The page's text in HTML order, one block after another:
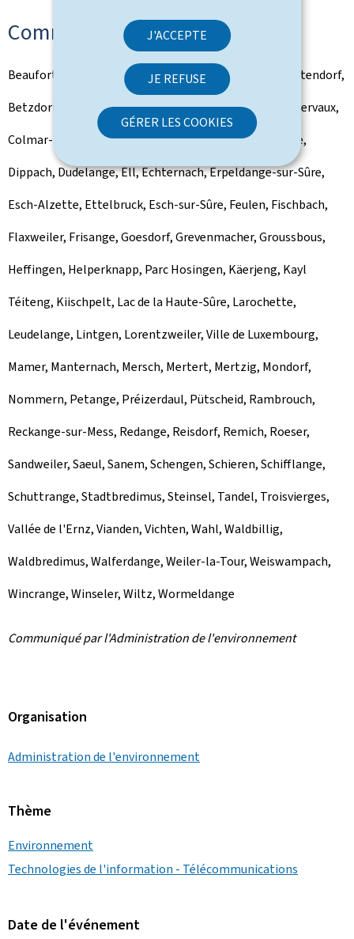
J'ACCEPTE
JE REFUSE
GÉRER LES COOKIES
Communes partenaires (86)
Beaufort, Bech, Beckerich, Berdorf, Bettembourg, Bettendorf,
Betzdorf, Bissen, Biwer, Boulaide, Bourscheid, Bous, Clervaux,
Colmar-Berg, Consdorf, Contern, Diekirch, Differdange,
Dippach, Dudelange, Ell, Echternach, Erpeldange-sur-Sûre,
Esch-Alzette, Ettelbruck, Esch-sur-Sûre, Feulen, Fischbach,
Flaxweiler, Frisange, Goesdorf, Grevenmacher, Groussbous,
Heffingen, Helperknapp, Parc Hosingen, Käerjeng, Kayl
Téiteng, Kiischpelt, Lac de la Haute-Sûre, Larochette,
Leudelange, Lintgen, Lorentzweiler, Ville de Luxembourg,
Mamer, Manternach, Mersch, Mertert, Mertzig, Mondorf,
Nommern, Petange, Préizerdaul, Pütscheid, Rambrouch,
Reckange-sur-Mess, Redange, Reisdorf, Remich, Roeser,
Sandweiler, Saeul, Sanem, Schengen, Schieren, Schifflange,
Schuttrange, Stadtbredimus, Steinsel, Tandel, Troisvierges,
Vallée de l'Ernz, Vianden, Vichten, Wahl, Waldbillig,
Waldbredimus, Walferdange, Weiler-la-Tour, Weiswampach,
Wincrange, Winseler, Wiltz, Wormeldange
Communiqué par l'Administration de l'environnement
Organisation
Administration de l'environnement
Thème
Environnement
Technologies de l'information - Télécommunications
Date de l'événement